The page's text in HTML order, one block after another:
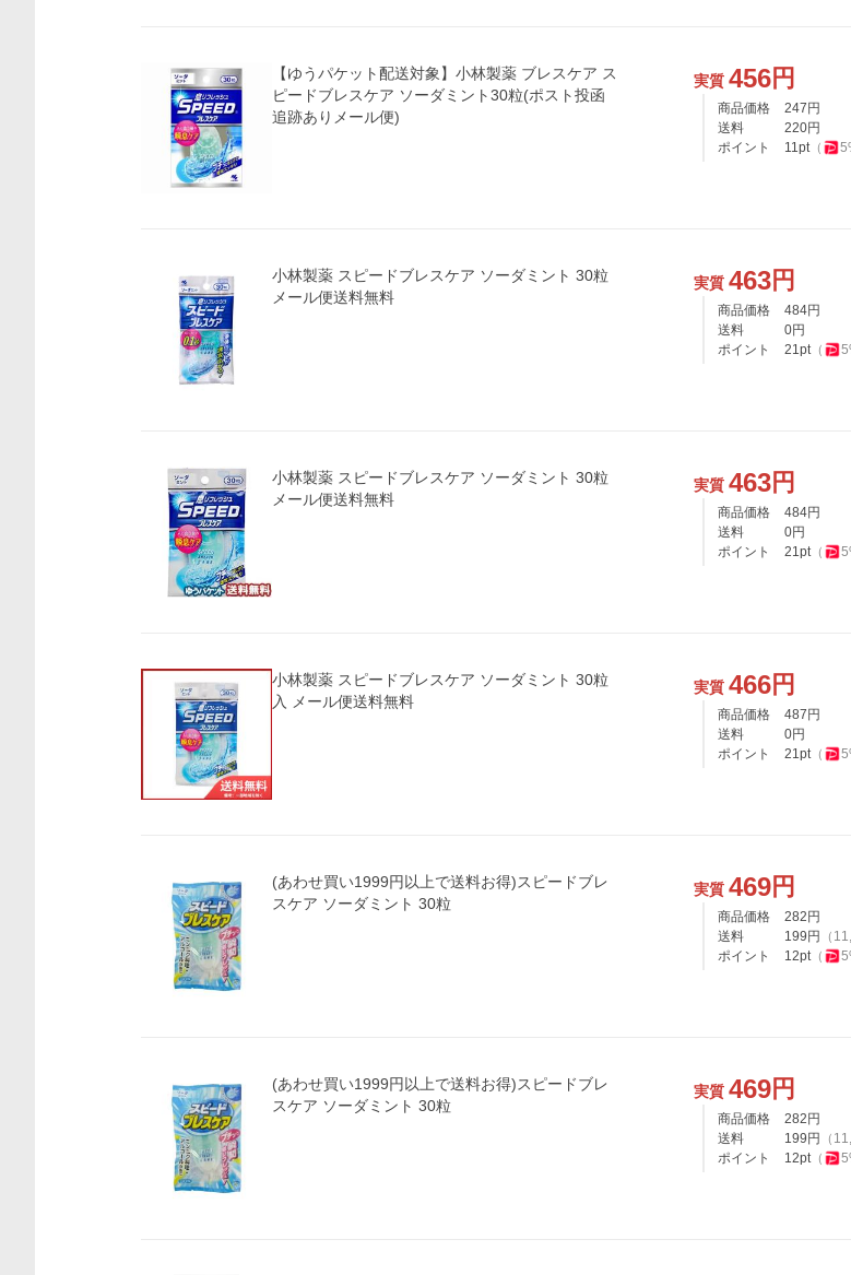
【ゆうパケット配送対象】小林製薬 ブレスケア ス
ピードブレスケア ソーダミント30粒(ポスト投函
追跡ありメール便)
実質 456円
商品価格 247 円
送料
220円
ポイント
11pt（ 5
小林製薬 スピードブレスケア ソーダミント 30粒
メール便送料無料
実質 463円
商品価格 484円
送料
0円
ポイント
21pt（ 5
小林製薬 スピードブレスケア ソーダミント 30粒
メール便送料無料
実質 463円
商品価格 484円
送料
0円
ポイント
21pt（ 5
小林製薬 スピードブレスケア ソーダミント 30粒
入 メール便送料無料
実質 466円
商品価格 487 円
送料
0円
ポイント
21pt（ 5
(あわせ買い1999円以上で送料お得)スピードブレ
スケア ソーダミント 30粒
実質 469円
商品価格 282 円
送料
199 円 （
ポイント
12pt（ 5
(あわせ買い1999円以上で送料お得)スピードブレ
スケア ソーダミント 30粒
実質 469円
商品価格 282 円
送料
199 円 （
ポイント
12pt（ 5